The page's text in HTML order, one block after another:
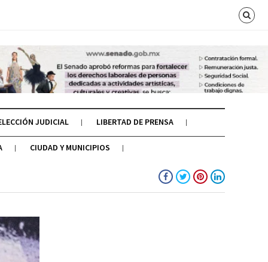
JUDICIAL LIBERTAD DE PRENSA
CIUDAD Y MUNICIPIOS